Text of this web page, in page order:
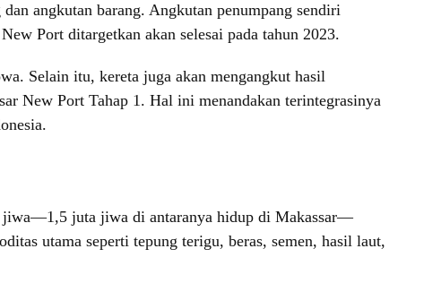
angkutan barang. Angkutan penumpang sendiri
Port ditargetkan akan selesai pada tahun 2023.
Selain itu, kereta juga akan mengangkut hasil
New Port Tahap 1. Hal ini menandakan terintegrasinya
jiwa—1,5 juta jiwa di antaranya hidup di Makassar—
utama seperti tepung terigu, beras, semen, hasil laut,